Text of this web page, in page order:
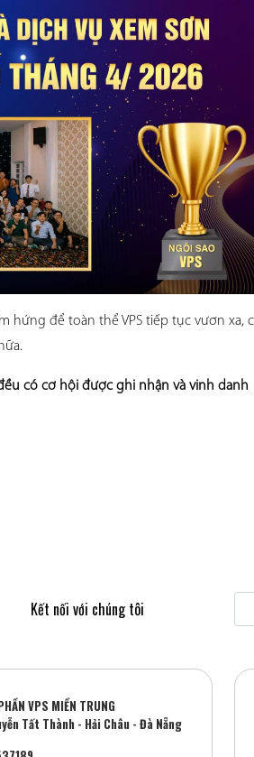
hứng để toàn thể VPS tiếp tục vươn xa,
có cơ hội được ghi nhận và vinh danh
Kết nối với chúng tôi
VPS MIỀN TRUNG
Tất Thành - Hải Châu - Đà Nẵng